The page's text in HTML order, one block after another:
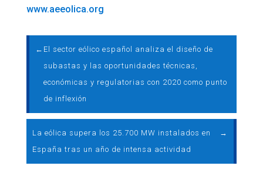
www.aeeolica.org
← El sector eólico español analiza el diseño de
subastas y las oportunidades técnicas,
económicas y regulatorias con 2020 como punto
de inflexión
La eólica supera los 25.700 MW instalados en
España tras un año de intensa actividad
→